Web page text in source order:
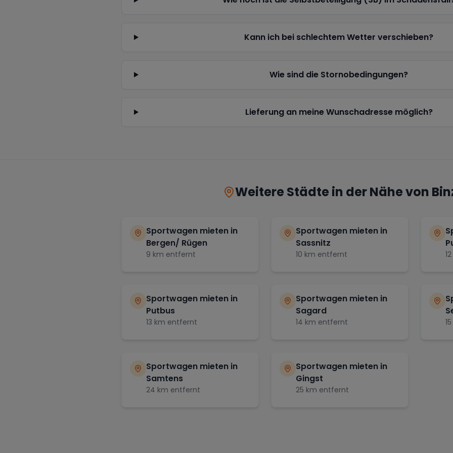
Kann ich bei schlechtem Wetter verschieben?
Wie sind die Stornobedingungen?
Lieferung an meine Wunschadresse möglich?
Weitere Städte in der Nähe von
Sportwagen mieten in
Bergen/ Rügen
9 km entfernt
Sportwagen mieten in
Sassnitz
10 km entfernt 12
Sportwagen mieten in
Putbus
13 km entfernt
Sportwagen mieten in
Sagard
14 km entfernt 15
Sportwagen mieten in
Samtens
24 km entfernt
Sportwagen mieten in
Gingst
25 km entfernt